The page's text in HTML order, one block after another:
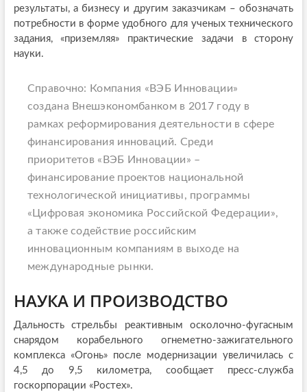
результаты, а бизнесу и другим заказчикам – обозначать
потребности в форме удобного для ученых технического
задания, «приземляя» практические задачи в сторону
науки.
Справочно: Компания «ВЭБ Инновации»
создана Внешэкономбанком в 2017 году в
рамках реформирования деятельности в сфере
финансирования инноваций. Среди
приоритетов «ВЭБ Инновации» –
финансирование проектов национальной
технологической инициативы, программы
«Цифровая экономика Российской Федерации»,
а также содействие российским
инновационным компаниям в выходе на
международные рынки.
НАУКА И ПРОИЗВОДСТВО
Дальность стрельбы реактивным осколочно-фугасным
снарядом корабельного огнеметно-зажигательного
комплекса «Огонь» после модернизации увеличилась с
4,5 до 9,5 километра, сообщает пресс-служба
госкорпорации «Ростех».